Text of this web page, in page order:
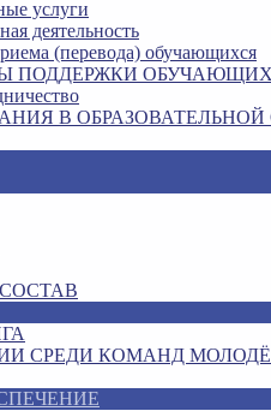
услуги
деятельность
(перевода) обучающихся
ПОДДЕРЖКИ
В
СРЕДИ КОМАНД